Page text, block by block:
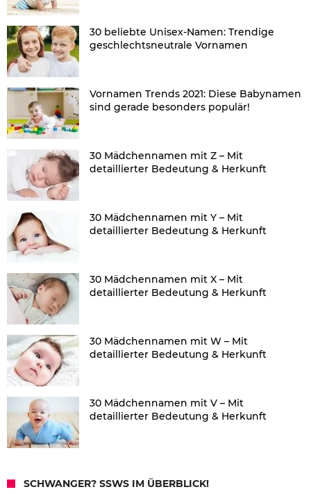
30 beliebte Unisex-Namen: Trendige
geschlechtsneutrale Vornamen
Vornamen Trends 2021: Diese Babynamen
sind gerade besonders populär!
30 Mädchennamen mit Z – Mit
detaillierter Bedeutung & Herkunft
30 Mädchennamen mit Y – Mit
detaillierter Bedeutung & Herkunft
30 Mädchennamen mit X – Mit
detaillierter Bedeutung & Herkunft
30 Mädchennamen mit W – Mit
detaillierter Bedeutung & Herkunft
30 Mädchennamen mit V – Mit
detaillierter Bedeutung & Herkunft
SCHWANGER? SSWS IM ÜBERBLICK!